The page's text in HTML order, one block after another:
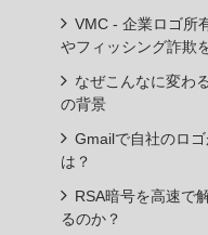
VMC - 企業ロゴ所
やフィッシング詐欺
なぜこんなに変わ
の背景
Gmailで自社のロ
は？
RSA暗号を高速で
るのか？